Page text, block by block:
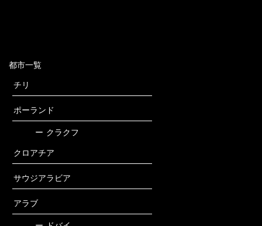
都市一覧
チリ
ポーランド
ー クラクフ
クロアチア
サウジアラビア
アラブ